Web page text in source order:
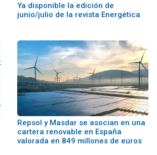
Ya disponible la edición de
junio/julio de la revista Energética
Repsol y Masdar se asocian en una
cartera renovable en España
valorada en 849 millones de euros